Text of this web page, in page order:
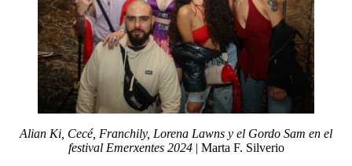
Alian Ki, Cecé, Franchily, Lorena Lawns y el Gordo Sam en el
festival Emerxentes 2024 | Marta F. Silverio